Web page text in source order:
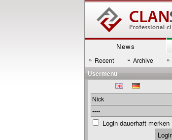
News
» Recent » Archive »
Usermenu
Login dauerhaft merken